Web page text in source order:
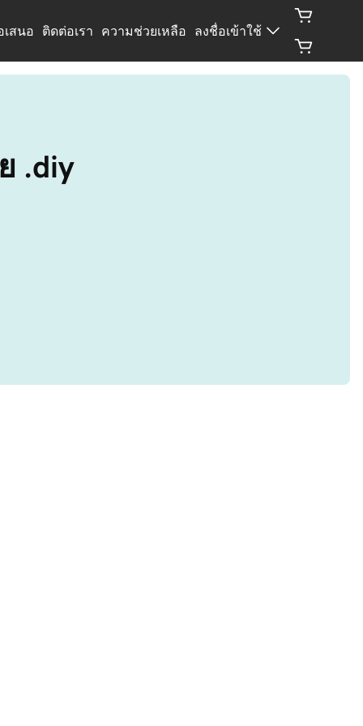
เสนอ ติดต่อเรา ความช่วยเหลือ ลงชื่อเข้าใช้
.diy